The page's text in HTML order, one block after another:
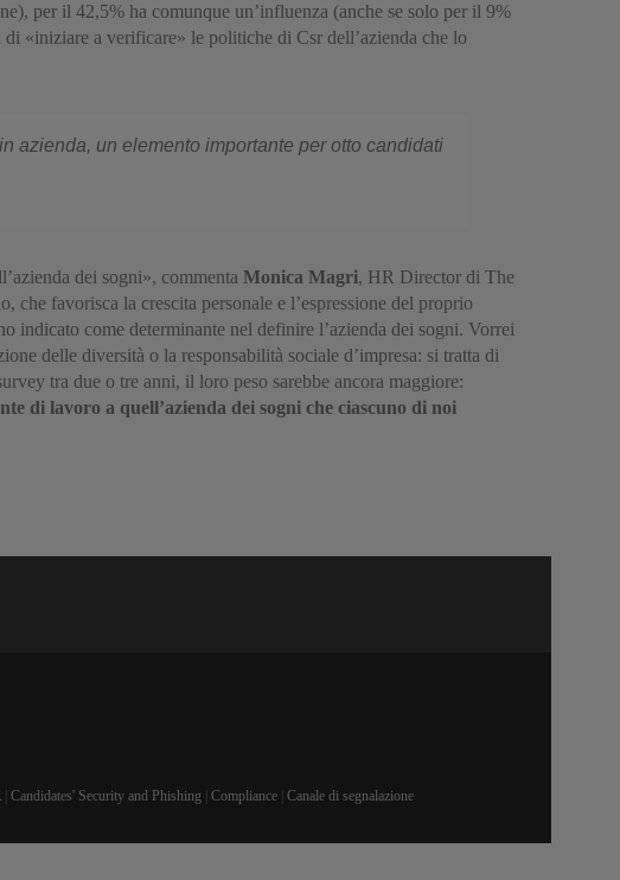
per il 42,5% ha comunque un’influenza (anche se solo per il 9%
«iniziare a verificare» le politiche di Csr dell’azienda che lo
azienda, un elemento importante per otto candidati
dei sogni», commenta Monica Magri, HR Director di The
favorisca la crescita personale e l’espressione del proprio
indicato come determinante nel definire l’azienda dei sogni. Vorrei
delle diversità o la responsabilità sociale d’impresa: si tratta di
tra due o tre anni, il loro peso sarebbe ancora maggiore:
di lavoro a quell’azienda dei sogni che ciascuno di noi
Candidates' Security and Phishing Compliance Canale di segnalazione